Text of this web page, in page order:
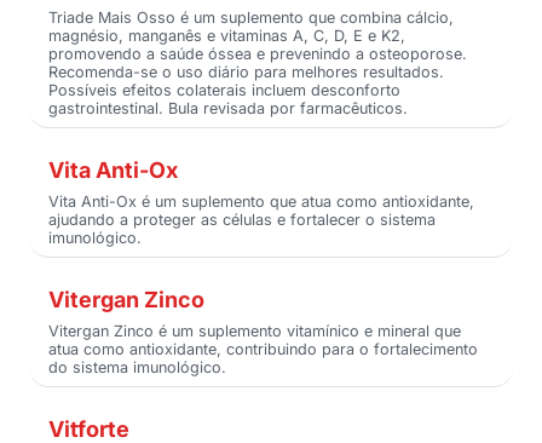
Triade Mais Osso é um suplemento que combina cálcio,
magnésio, manganês e vitaminas A, C, D, E e K2,
promovendo a saúde óssea e prevenindo a osteoporose.
Recomenda-se o uso diário para melhores resultados.
Possíveis efeitos colaterais incluem desconforto
gastrointestinal. Bula revisada por farmacêuticos.
Vita Anti-Ox
Vita Anti-Ox é um suplemento que atua como antioxidante,
ajudando a proteger as células e fortalecer o sistema
imunológico.
Vitergan Zinco
Vitergan Zinco é um suplemento vitamínico e mineral que
atua como antioxidante, contribuindo para o fortalecimento
do sistema imunológico.
Vitforte